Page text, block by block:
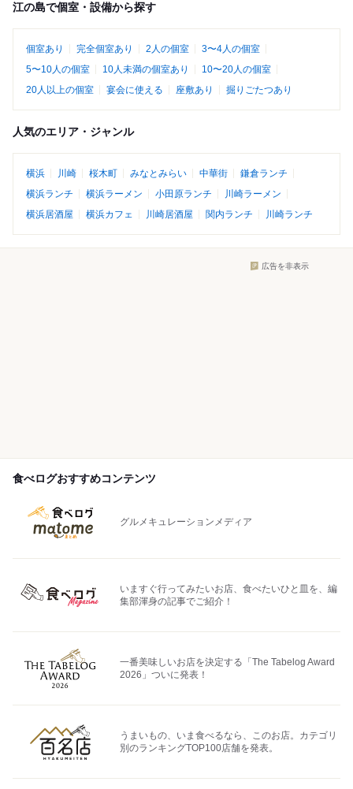
江の島で個室・設備から探す
個室あり 完全個室あり 2人の個室
3〜4人の個室
5〜10人の個室
10人未満の個室あり
10〜20人の個室
20人以上の個室
宴会に使える 座敷あり 掘りごたつあり
人気のエリア・ジャンル
横浜 川崎 桜木町 みなとみらい 中華街
鎌倉ランチ
横浜ランチ
横浜ラーメン 小田原ランチ
川崎ラーメン
横浜居酒屋
横浜カフェ 川崎居酒屋 関内ランチ 川崎ランチ
広告を非表示
食べログおすすめコンテンツ
グルメキュレーションメディア
いますぐ行ってみたいお店、食べたいひと皿を、編
集部渾身の記事でご紹介！
一番美味しいお店を決定する「The Tabelog Award
2026」ついに発表！
うまいもの、いま食べるなら、このお店。カテゴリ
別のランキングTOP100店舗を発表。